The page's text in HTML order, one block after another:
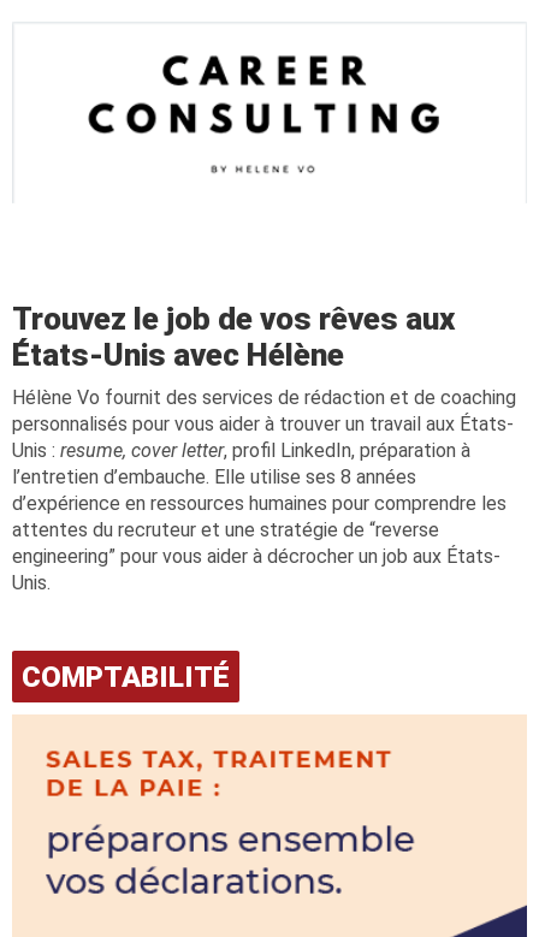
Trouvez le job de vos rêves aux
États-Unis avec Hélène
Hélène Vo fournit des services de rédaction et de coaching
personnalisés pour vous aider à trouver un travail aux États-
Unis : resume, cover letter, profil LinkedIn, préparation à
l’entretien d’embauche. Elle utilise ses 8 années
d’expérience en ressources humaines pour comprendre les
attentes du recruteur et une stratégie de “reverse
engineering” pour vous aider à décrocher un job aux États-
Unis.
COMPTABILITÉ